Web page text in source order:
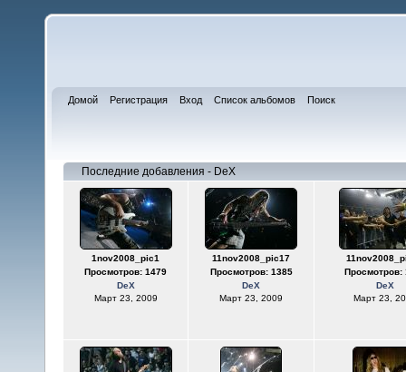
Домой Регистрация Вход Список альбомов Поиск
Последние добавления - DeX
1nov2008_pic1
Просмотров: 1479
DeX
Март 23, 2009
11nov2008_pic17
Просмотров: 1385
DeX
Март 23, 2009
Просмотров:
DeX
Март 23,